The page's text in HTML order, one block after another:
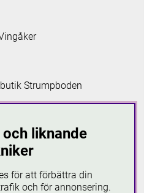
Strumpboden
08 - 16.30
08 - 18
08-16.30
12-16
liknande
för att förbättra din
och för annonsering.